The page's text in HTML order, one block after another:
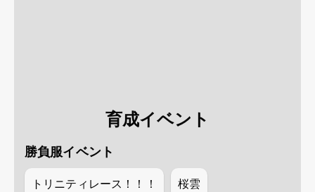
育成イベント
勝負服イベント
トリニティレース！！！ 桜雲